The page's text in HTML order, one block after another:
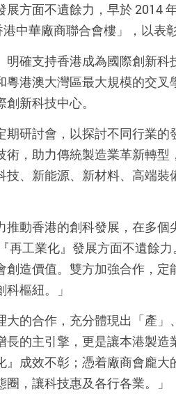
方面不遺餘力，早於 2014
中華廠商聯合會樓」，以表
確支持香港成為國際創新
港澳大灣區最大規模的交
新科技中心。
研討會，以探討不同行業
，助力傳統製造業革新轉
、新能源、新材料、高端
動香港的創科發展，在多個
再工業化』發展方面不遺餘
造價值。雙方加強合作，
樞紐。」
大的合作，充分體現出「產
的主引擎，更是讓本港製
成效不彰；憑着廠商會龐
，讓科技惠及各行各業。」